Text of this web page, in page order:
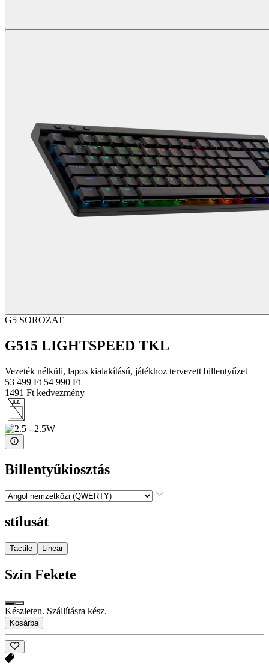
G5 SOROZAT
G515 LIGHTSPEED TKL
Vezeték nélküli, lapos kialakítású, játékhoz tervezett billentyűzet
53 499 Ft 54 990 Ft
1491 Ft kedvezmény
Billentyűkiosztás
stílusát
Tactile Linear
Szín Fekete
Készleten. Szállításra kész.
Kosárba